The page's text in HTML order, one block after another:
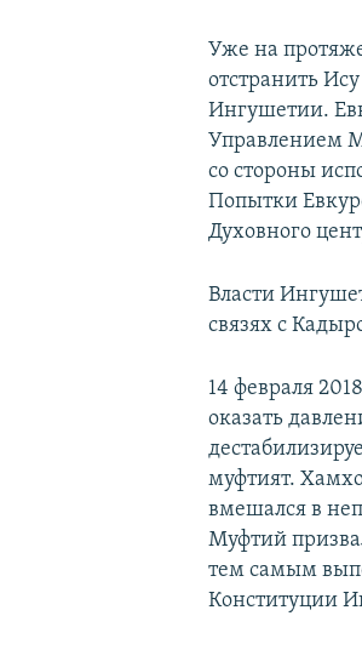
Уже на
отстранить
Ингушетии.
Управлением
со стороны
Попытки
Духовного
Власти
связях с
14 февраля
оказать
муфтият.
вмешался в
Муфтий
тем самым
Конституции